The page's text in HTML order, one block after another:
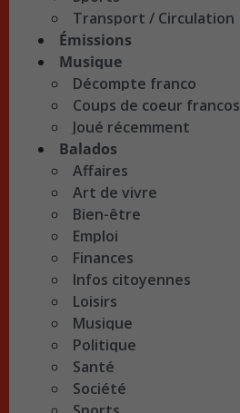
Transport / Circulation
Émissions
Musique
Décompte franco
Coups de coeur francos
Joué récemment
Balados
Affaires
Art de vivre
Bien-être
Emploi
Finances
Infos citoyennes
Loisirs
Musique
Politique
Santé
Société